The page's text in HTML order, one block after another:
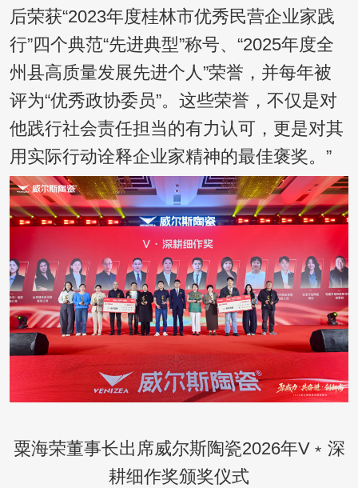
后荣获“2023年度桂林市优秀民营企业家践
行”四个典范“先进典型”称号、“2025年度全
州县高质量发展先进个人”荣誉，并每年被
评为“优秀政协委员”。这些荣誉，不仅是对
他践行社会责任担当的有力认可，更是对其
用实际行动诠释企业家精神的最佳褒奖。”
粟海荣董事长出席威尔斯陶瓷2026年V﹡深
耕细作奖颁奖仪式